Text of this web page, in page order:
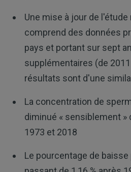
Une mise à jour de
comprend des données
pays et portant sur sept
supplémentaires (de
résultats sont d'une
La concentration de
diminué « sensiblement »
1973 et 2018
Le pourcentage de baisse